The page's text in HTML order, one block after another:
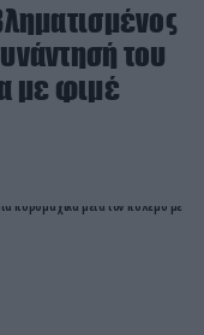
του
με φιμέ